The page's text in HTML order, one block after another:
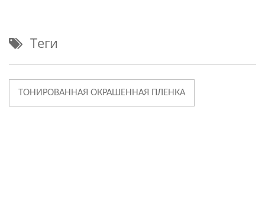
Теги
ТОНИРОВАННАЯ ОКРАШЕННАЯ ПЛЕНКА